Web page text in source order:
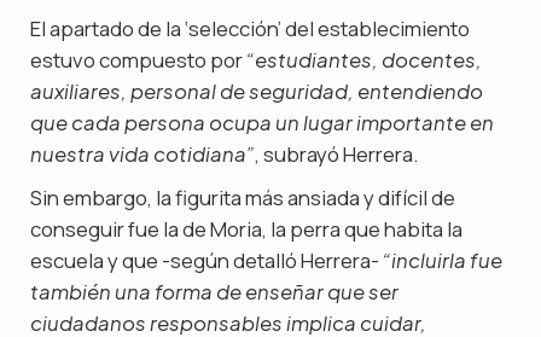
El apartado de la ‘selección’ del establecimiento
estuvo compuesto por“estudiantes, docentes,
auxiliares, personal de seguridad, entendiendo
que cada persona ocupa un lugar importante en
nuestra vida cotidiana”, subrayó Herrera.
Sin embargo, la figurita más ansiada y difícil de
conseguir fue la de Moria, la perra que habita la
escuela y que -según detalló Herrera- “incluirla fue
también una forma de enseñar que ser
ciudadanos responsables implica cuidar,